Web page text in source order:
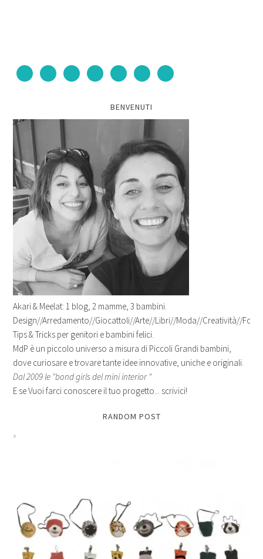
BENVENUTI
Akari & Meelat: 1 blog, 2 mamme, 3 bambini.
Design//Arredamento//Giocattoli//Arte//Libri//Moda//Creatività//
Tips & Tricks per genitori e bambini felici.
MdP è un piccolo universo a misura di Piccoli Grandi bambini,
dove curiosare e trovare tante idee innovative, uniche e originali.
Dal 2009 le "bond girls del mini interior "
E se Vuoi farci conoscere il tuo progetto... scrivici!
RANDOM POST